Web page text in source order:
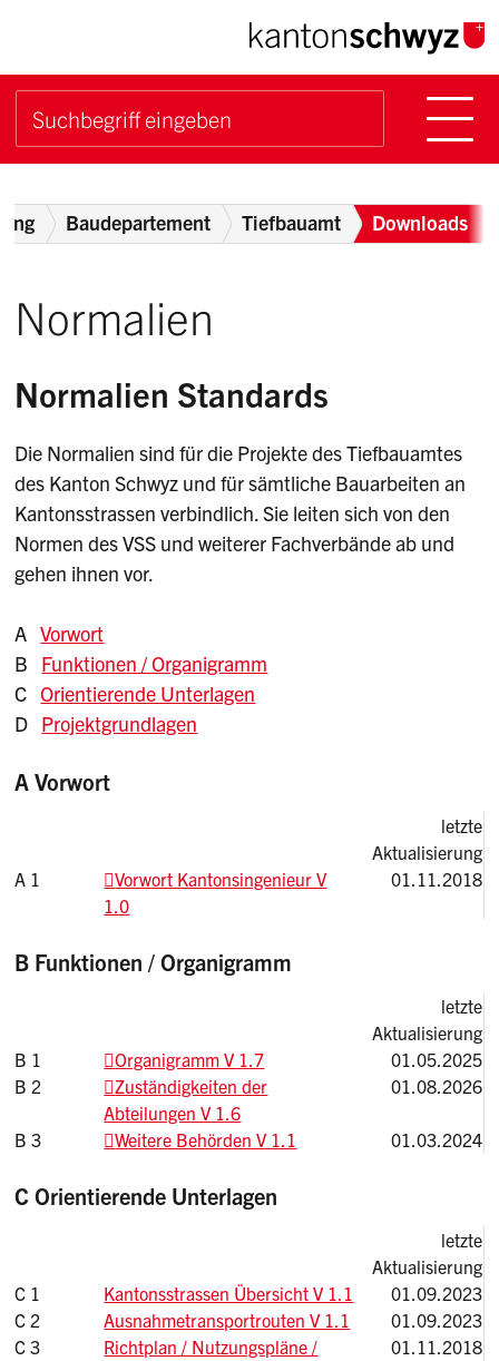
Navigieren im Kanton
Schnellnavigation
Suchbegriff
Breadcrumb
Baudepartement Tiefbauamt Downloads
Normalien
Normalien Standards
Die Normalien sind für die Projekte des Tiefbauamtes
des Kanton Schwyz und für sämtliche Bauarbeiten an
Kantonsstrassen verbindlich. Sie leiten sich von den
Normen des VSS und weiterer Fachverbände ab und
gehen ihnen vor.
AVorwort
B Funktionen / Organigramm
COrientierende Unterlagen
D Projektgrundlagen
A Vorwort
letzte
Aktualisierung
A 1
Vorwort Kantonsingenieur V
1.0
01.11.2018
B Funktionen / Organigramm
letzte
Aktualisierung
B 1
Organigramm V 1.7
01.05.2025
B 2
Zuständigkeiten der
Abteilungen V 1.6
01.08.2026
B 3 Weitere Behörden V 1.1 01.03.2024
C Orientierende Unterlagen
letzte
Aktualisierung
C 1
Kantonsstrassen Übersicht V 1.1
01.09.2023
C 2
Ausnahmetransportrouten V 1.1
01.09.2023
C 3
Richtplan / Nutzungspläne /
01.11.2018